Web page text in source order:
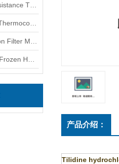
产品介绍：
Tilidine